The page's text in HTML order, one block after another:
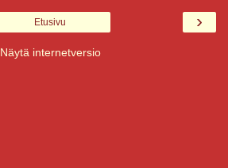
›
Etusivu
Näytä internetversio